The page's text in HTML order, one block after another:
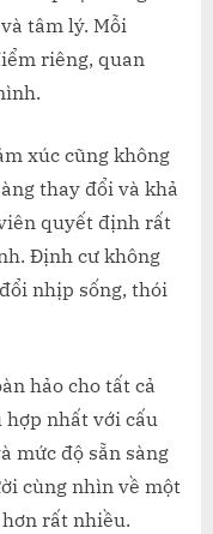
tâm lý. Mỗi
riêng, quan
xúc cũng không
thay đổi và khả
quyết định rất
Định cư không
nhịp sống, thói
hảo cho tất cả
hợp nhất với cấu
mức độ sẵn sàng
cùng nhìn về một
rất nhiều.